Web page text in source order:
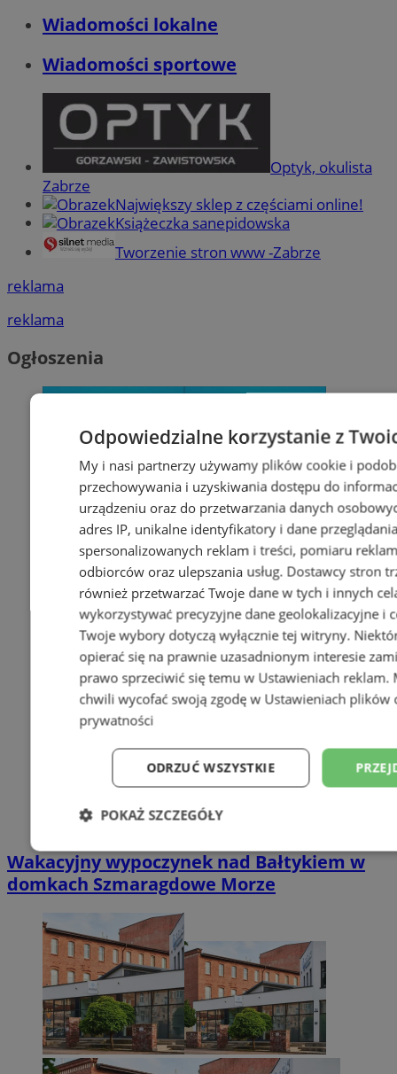
Wiadomości lokalne
Wiadomości sportowe
Optyk, okulista
Zabrze
Największy sklep z częściami online!
Książeczka sanepidowska
Tworzenie stron www -Zabrze
reklama
reklama
Ogłoszenia
Wakacyjny wypoczynek nad Bałtykiem w
domkach Szmaragdowe Morze
Odpowiedzialne korzystanie z
My i nasi partnerzy używamy plików cookie i
przechowywania i uzyskiwania dostępu do
urządzeniu oraz do przetwarzania danych
adres IP, unikalne identyfikatory i dane
spersonalizowanych reklam i treści, pomiaru
odbiorców oraz ulepszania usług. Dostawcy stron
również przetwarzać Twoje dane w tych i innych
wykorzystywać precyzyjne dane geolokalizacyjne i
Twoje wybory dotyczą wyłącznie tej witryny.
opierać się na prawnie uzasadnionym interesie
prawo sprzeciwić się temu w Ustawieniach reklam.
chwili wycofać swoją zgodę w Ustawieniach plików
prywatności
ODRZUĆ WSZYSTKIE
POKAŻ SZCZEGÓŁY
Niezbędne Wydajność
Niezbędne Wydajność Targetowanie